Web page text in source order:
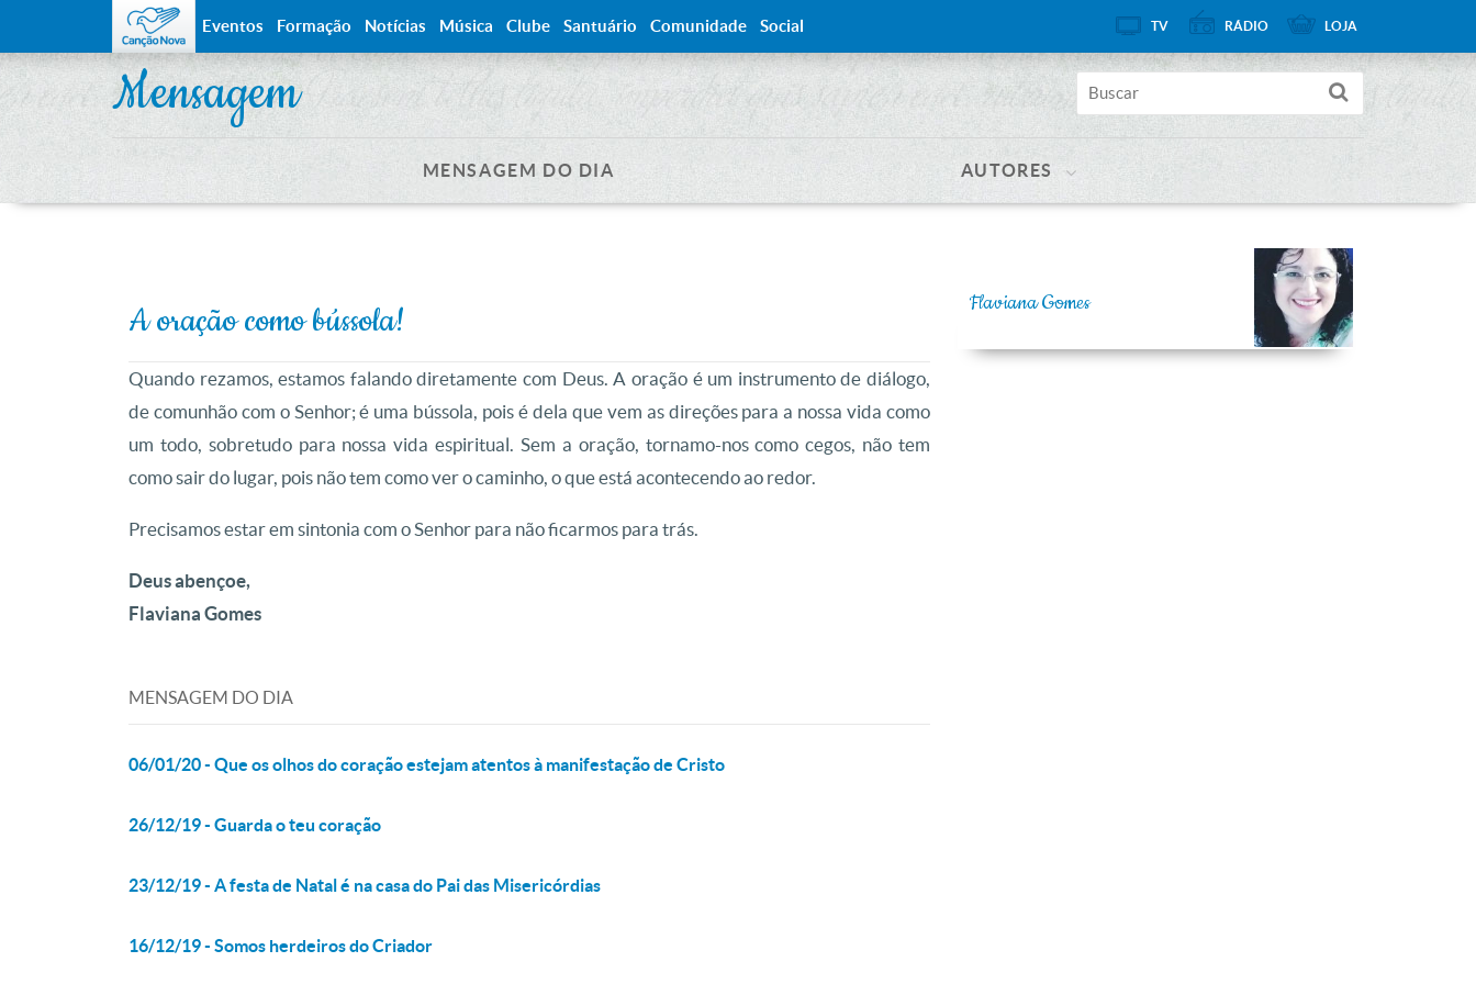
Mensagem
MENSAGEM DO DIA AUTORES
A oração como bússola!
Quando rezamos, estamos falando diretamente com Deus. A oração é um instrumento de diálogo,
de comunhão com o Senhor; é uma bússola, pois é dela que vem as direções para a nossa vida como
um todo, sobretudo para nossa vida espiritual. Sem a oração, tornamo-nos como cegos, não tem
como sair do lugar, pois não tem como ver o caminho, o que está acontecendo ao redor.
Precisamos estar em sintonia com o Senhor para não ficarmos para trás.
Deus abençoe,
Flaviana Gomes
MENSAGEM DO DIA
06/01/20 - Que os olhos do coração estejam atentos à manifestação de Cristo
26/12/19 - Guarda o teu coração
23/12/19 - A festa de Natal é na casa do Pai das Misericórdias
16/12/19 - Somos herdeiros do Criador
Flaviana Gomes
Eventos Formação Notícias Música Clube Santuário Comunidade Social TV RÁDIO LOJA